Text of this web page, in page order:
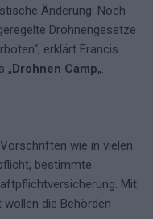
Änderung: Noch
Drohnengesetze
erklärt Francis
„ Drohnen Camp„.
wie in vielen
bestimmte
Mit
die Behörden